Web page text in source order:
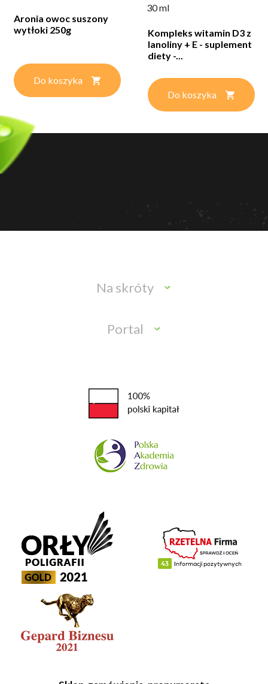
Aronia owoc suszony
wytłoki 250g
Do koszyka
30 ml
Kompleks witamin D3 z
lanoliny + E - suplement
diety -...
Do koszyka
Na skróty
Portal